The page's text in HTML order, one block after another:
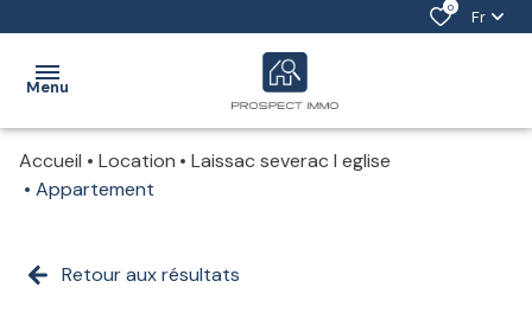
0 Fr
Menu
ACCUEIL
VENDRE
Accueil Location
Laissac severac l eglise
Appartement
Retour aux résultats